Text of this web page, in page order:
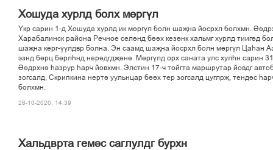
Хошуда хурлд болх мґргўл
Ўкр сарин 1-д Хошуда хурлд ик мґргўл болн шаљна йосрхл болхмн.
Харабалинск района Речное селінд бііх кезінк хальмг хурлд тиигід
шаљна керг-ўўлдвр болна. Эн саамд шаљна йосрхл болн мґргўл Цаєан
эзнд бірц бірлєнд нерідгдљіні. Мґргўлд орх саната улс хулєн сарин
Іідрхні єазрур єарч йовхмн. Элстин 17-ч тойгта маршрутар йовдг
зогсалд, Скрипкина нерті уульнцар бііх тер зогсалд цуглрљ, тендіс
болхмн.
28-10-2020, 14:39
Хальдврта геміс саглулдг бурхн